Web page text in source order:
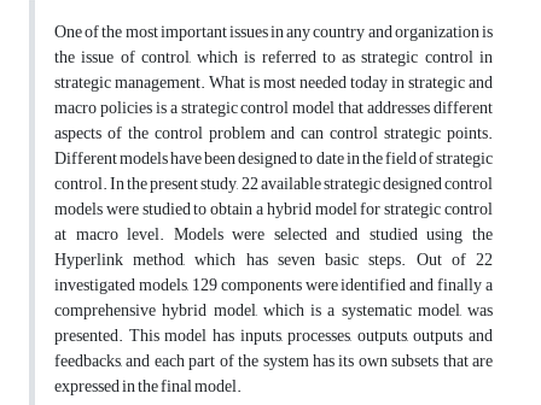
One of the most important issues in any country and organization is
the issue of control, which is referred to as strategic control in
strategic management. What is most needed today in strategic and
macro policies is a strategic control model that addresses different
aspects of the control problem and can control strategic points.
Different models have been designed to date in the field of strategic
control. In the present study, 22 available strategic designed control
models were studied to obtain a hybrid model for strategic control
at macro level. Models were selected and studied using the
Hyperlink method, which has seven basic steps. Out of 22
investigated models, 129 components were identified and finally a
comprehensive hybrid model, which is a systematic model, was
presented. This model has inputs, processes, outputs, outputs and
feedbacks, and each part of the system has its own subsets that are
expressed in the final model.